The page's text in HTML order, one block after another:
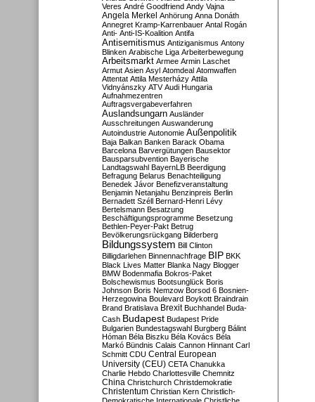
Veres André Goodfriend Andy Vajna
Angela Merkel Anhörung Anna Donáth
Annegret Kramp-Karrenbauer Antal Rogán
Anti- Anti-IS-Koalition Antifa
Antisemitismus Antiziganismus Antony
Blinken Arabische Liga Arbeiterbewegung
Arbeitsmarkt Armee Armin Laschet
Armut Asien Asyl Atomdeal Atomwaffen
Attentat Attila Mesterházy Attila
Vidnyánszky ATV Audi Hungaria
Aufnahmezentren
Auftragsvergabeverfahren
Auslandsungarn Ausländer
Ausschreitungen Auswanderung
Autoindustrie Autonomie Außenpolitik
Baja Balkan Banken Barack Obama
Barcelona Barvergütungen Bausektor
Bausparsubvention Bayerische
Landtagswahl BayernLB Beerdigung
Befragung Belarus Benachteiligung
Benedek Jávor Benefizveranstaltung
Benjamin Netanjahu Benzinpreis Berlin
Bernadett Széll Bernard-Henri Lévy
Bertelsmann Besatzung
Beschäftigungsprogramme Besetzung
Bethlen-Peyer-Pakt Betrug
Bevölkerungsrückgang Bilderberg
Bildungssystem Bill Clinton
Billigdarlehen Binnennachfrage BIP BKK
Black Lives Matter Blanka Nagy Blogger
BMW Bodenmafia Bokros-Paket
Bolschewismus Bootsunglück Boris
Johnson Boris Nemzow Borsod 6 Bosnien-
Herzegowina Boulevard Boykott Braindrain
Brand Bratislava Brexit Buchhandel Buda-
Cash Budapest Budapest Pride
Bulgarien Bundestagswahl Burgberg Bálint
Hóman Béla Biszku Béla Kovács Béla
Markó Bündnis Calais Cannon Hinnant Carl
Schmitt CDU Central European
University (CEU) CETA Chanukka
Charlie Hebdo Charlottesville Chemnitz
China Christchurch Christdemokratie
Christentum Christian Kern Christlich-